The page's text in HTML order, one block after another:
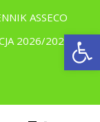
ASSECO
2026/2027